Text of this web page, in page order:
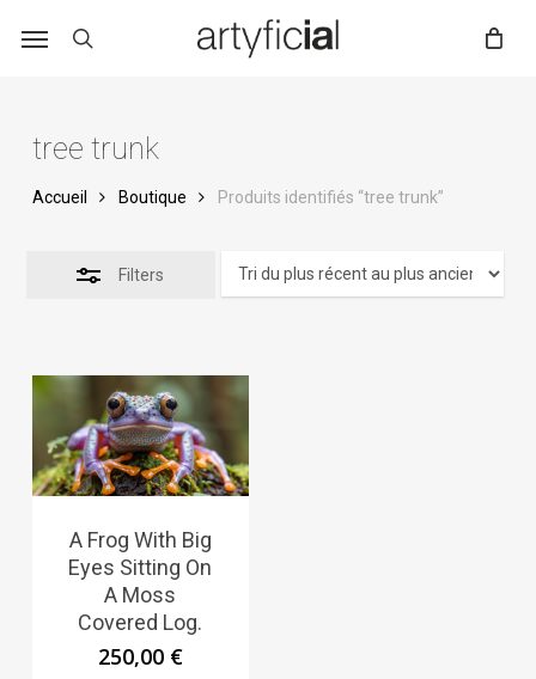
tree trunk
Accueil Boutique Produits identifiés “tree trunk”
Filters
A Frog With Big
Eyes Sitting On
A Moss
Covered Log.
250,00 €